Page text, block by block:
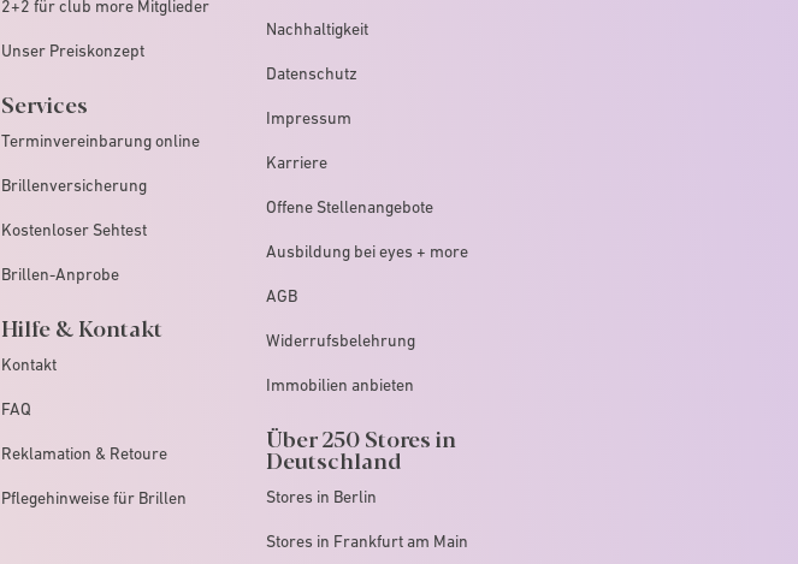
2+2 für club more Mitglieder
Unser Preiskonzept
Services
Terminvereinbarung online
Brillenversicherung
Kostenloser Sehtest
Brillen-Anprobe
Hilfe & Kontakt
Kontakt
FAQ
Reklamation & Retoure
Pflegehinweise für Brillen
Nachhaltigkeit
Datenschutz
Impressum
Karriere
Offene Stellenangebote
Ausbildung bei eyes + more
AGB
Widerrufsbelehrung
Immobilien anbieten
Über 250 Stores in
Deutschland
Stores in Berlin
Stores in Frankfurt am Main